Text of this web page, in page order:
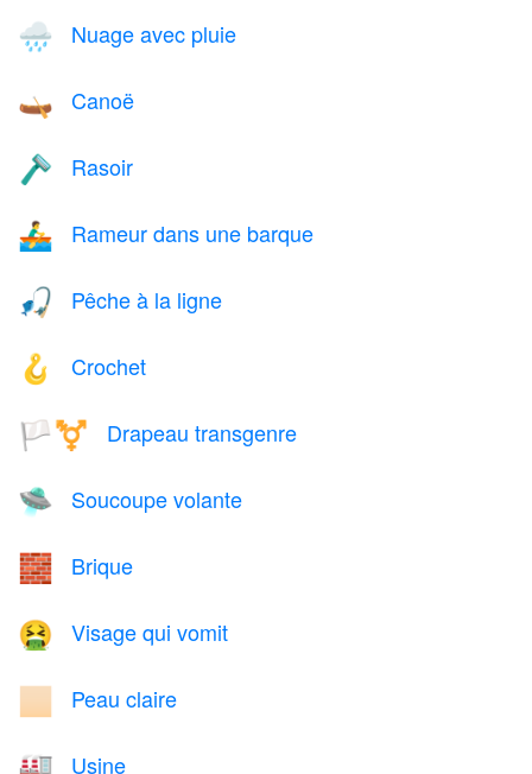
🌧️ Nuage avec pluie
🛶 Canoë
🪒 Rasoir
🚣‍♂️ Rameur dans une barque
🎣 Pêche à la ligne
🪝 Crochet
🏳️‍⚧️ Drapeau transgenre
🛸 Soucoupe volante
🧱 Brique
🤮 Visage qui vomit
Peau claire
Usine